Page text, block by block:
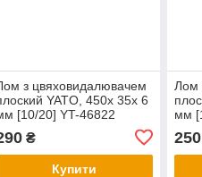
з цвяховидалювачем
YATO, 450х 35х 6
[10/20] YT-46822
₴
Купити
Лом
мм
250